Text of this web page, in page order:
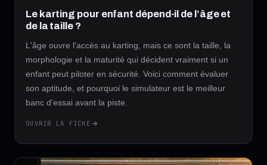
Le karting pour enfant dépend-il de l’âge et
de la taille ?
L'âge ouvre l'accès au karting, mais ce sont la taille, la
morphologie et la maturité qui décident vraiment si un
enfant peut piloter en sécurité. Voici comment évaluer
son aptitude, et pourquoi le simulateur est le meilleur
banc d'essai avant la piste.
OUVRIR LA FICHE